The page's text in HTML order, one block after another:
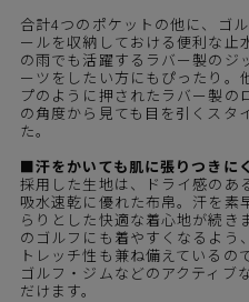
合計4つのポケットの他に、ゴ
ールを収納しておける便利な止
の雨でも活躍するラバー製のジ
ーツをしたい方にもぴったり。
プのように押されたラバー製の
の角度から見ても目を引くスタ
た。
■汗をかいても肌に張りつきに
採用した生地は、ドライ感のあ
吸水速乾に優れた布帛。汗を素
らりとした快適な着心地が続き
のゴルフにも着やすくなるよう
トレッチ性も兼ね備えているの
ゴルフ・ジムなどのアクティブ
だけます。